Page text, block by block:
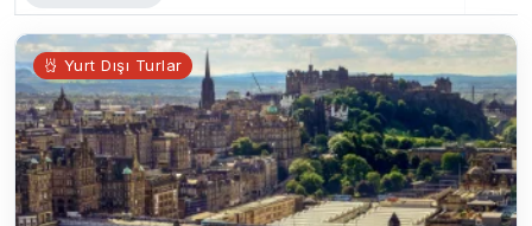
Yurt Dışı Turlar